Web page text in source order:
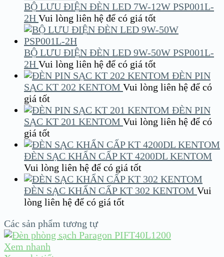
BỘ LƯU ĐIỆN ĐÈN LED 7W-12W PSP001L-
2H Vui lòng liên hệ để có giá tốt
BỘ LƯU ĐIỆN ĐÈN LED 9W-50W PSP001L-
2H Vui lòng liên hệ để có giá tốt
ĐÈN PIN
SẠC KT 202 KENTOM Vui lòng liên hệ để có
giá tốt
ĐÈN PIN
SẠC KT 201 KENTOM Vui lòng liên hệ để có
giá tốt
ĐÈN SẠC KHẨN CẤP KT 4200DL KENTOM
Vui lòng liên hệ để có giá tốt
ĐÈN SẠC KHẨN CẤP KT 302 KENTOM Vui
lòng liên hệ để có giá tốt
Các sản phẩm tương tự
Xem nhanh